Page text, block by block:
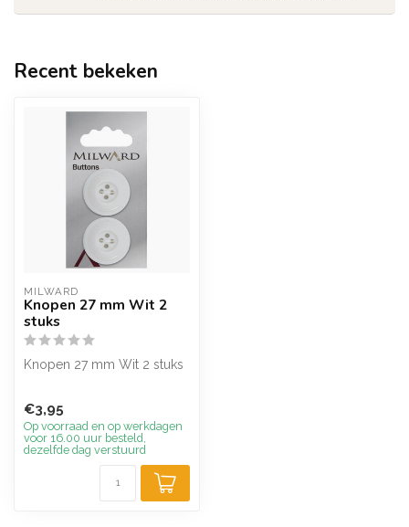
Recent bekeken
MILWARD
Knopen 27 mm Wit 2
stuks
Knopen 27 mm Wit 2 stuks
€3,95
Op voorraad en op werkdagen
voor 16.00 uur besteld,
dezelfde dag verstuurd